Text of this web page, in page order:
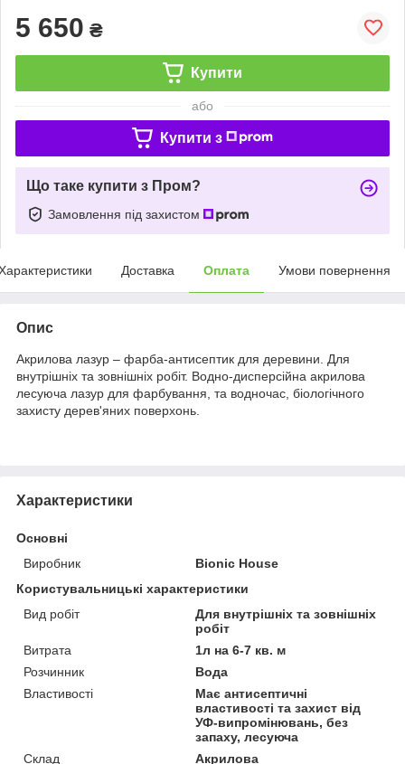
5 650 ₴
Купити
або
Купити з
Що таке купити з Пром?
Замовлення під захистом
Доставка Оплата Умови повернення
Опис
Акрилова лазур – фарба-антисептик для деревини. Для
внутрішніх та зовнішніх робіт. Водно-дисперсійна акрилова
лесуюча лазур для фарбування, та водночас, біологічного
захисту дерев'яних поверхонь.
Характеристики
Основні
Виробник
Bionic House
Користувальницькі характеристики
Вид робіт
Для внутрішніх та зовнішніх
робіт
Витрата
1л на 6-7 кв. м
Розчинник
Вода
Властивості
Має антисептичні
властивості та захист від
УФ-випромінювань, без
запаху, лесуюча
Склад
Акрилова